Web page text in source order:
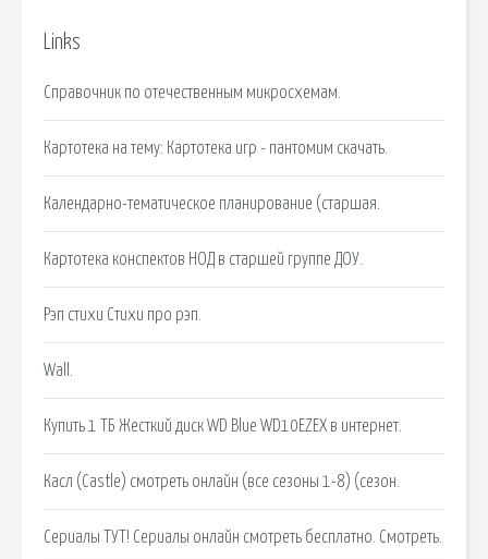
Links
Справочник по отечественным микросхемам.
Картотека на тему: Картотека игр - пантомим скачать.
Календарно-тематическое планирование (старшая.
Картотека конспектов НОД в старшей группе ДОУ.
Рэп стихи Стихи про рэп.
Wall.
Купить 1 ТБ Жесткий диск WD Blue WD10EZEX в интернет.
Касл (Castle) смотреть онлайн (все сезоны 1-8) (сезон.
Сериалы ТУТ! Сериалы онлайн смотреть бесплатно. Смотреть.